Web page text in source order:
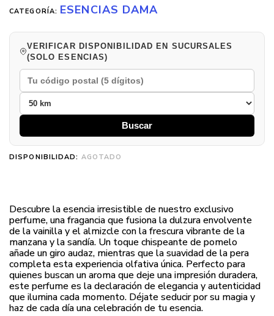
CATEGORÍA: ESENCIAS DAMA
VERIFICAR DISPONIBILIDAD EN SUCURSALES
(SOLO ESENCIAS)
Buscar
DISPONIBILIDAD: AGOTADO
Descubre la esencia irresistible de nuestro exclusivo
perfume, una fragancia que fusiona la dulzura envolvente
de la vainilla y el almizcle con la frescura vibrante de la
manzana y la sandía. Un toque chispeante de pomelo
añade un giro audaz, mientras que la suavidad de la pera
completa esta experiencia olfativa única. Perfecto para
quienes buscan un aroma que deje una impresión duradera,
este perfume es la declaración de elegancia y autenticidad
que ilumina cada momento. Déjate seducir por su magia y
haz de cada día una celebración de tu esencia.